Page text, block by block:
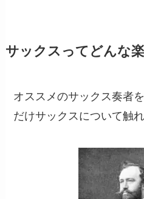
サックスってどんな
オススメのサックス奏者
だけサックスについて触